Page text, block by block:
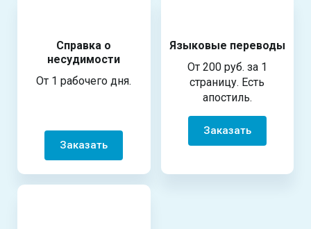
Справка о
несудимости
От 1 рабочего дня.
Заказать
Языковые переводы
От 200 руб. за 1
страницу. Есть
апостиль.
Заказать